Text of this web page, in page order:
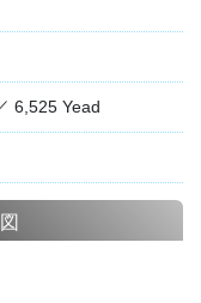
6,525 Yead